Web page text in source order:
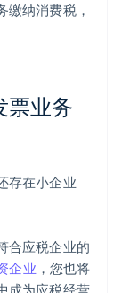
纳消费税，
票业务
存在小企业
合应税企业的
企业 ，您也将